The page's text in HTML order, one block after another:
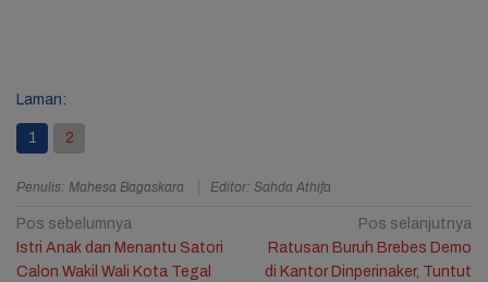
Laman:
1 2
Penulis: Mahesa Bagaskara Editor: Sahda Athifa
Navigasi
pos
Pos sebelumnya
Istri Anak dan Menantu Satori
Calon Wakil Wali Kota Tegal
Pos selanjutnya
Ratusan Buruh Brebes Demo
di Kantor Dinperinaker, Tuntut